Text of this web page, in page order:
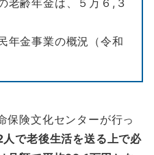
年金事業の概況（令和
保険文化センターが行っ
人で老後生活を送る上で必